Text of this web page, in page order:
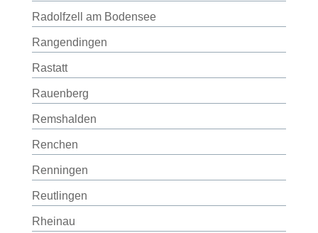
Radolfzell am Bodensee
Rangendingen
Rastatt
Rauenberg
Remshalden
Renchen
Renningen
Reutlingen
Rheinau